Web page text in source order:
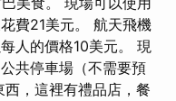
費21美元。 航天飛機
人的價格10美元。 現
共停車場（不需要預
，這裡有禮品店，餐